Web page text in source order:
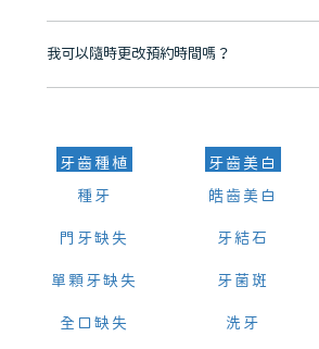
可以。維港口腔會按照當日匯率轉算收取費用，
我可以隨時更改預約時間嗎？
可以，請盡早通過wechat或whatsapp聯絡我們
牙齒種植
種牙
門牙缺失
單顆牙缺失
全口缺失
牙齒美白
皓齒美白
牙結石
牙菌斑
洗牙